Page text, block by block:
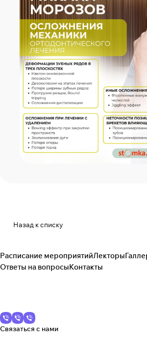
Назад к списку
Расписание мероприятийЛекторы
Ответы на вопросыКонтакты
Связаться с нами